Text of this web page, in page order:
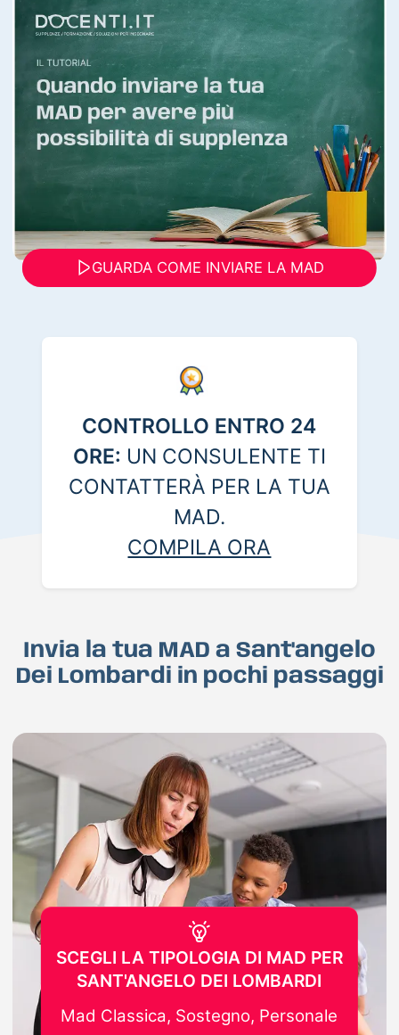
GUARDA COME INVIARE LA MAD
CONTROLLO ENTRO 24
ORE: UN CONSULENTE TI
CONTATTERÀ PER LA TUA
MAD.
COMPILA ORA
Invia la tua MAD a Sant'angelo
Dei Lombardi in pochi passaggi
SCEGLI LA TIPOLOGIA DI MAD PER
SANT'ANGELO DEI LOMBARDI
Mad Classica, Sostegno, Personale